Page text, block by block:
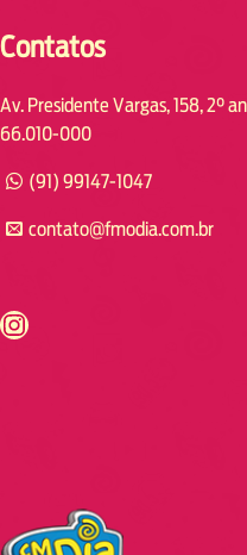
Contatos
Av. Presidente Vargas, 158, 2°
66.010-000
(91) 99147-1047
contato@fmodia.com.br
https://www.instagram.com/fmodia.cabofrio/